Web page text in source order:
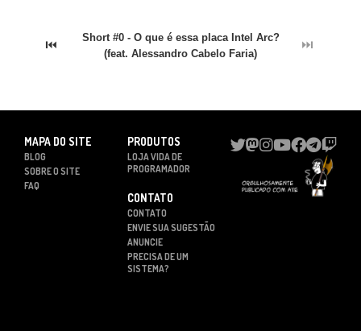
⏮
Short #0 - O que é essa placa Intel Arc?
(feat. Alessandro Cabelo Faria)
⏭
MAPA DO SITE
BLOG
SOBRE O SITE
FAQ
PRODUTOS
LOJA VIDA DE
PROGRAMADOR
CONTATO
CONTATO
ENVIE SUA SUGESTÃO
ANUNCIE
PRECISA DE UM
SISTEMA?